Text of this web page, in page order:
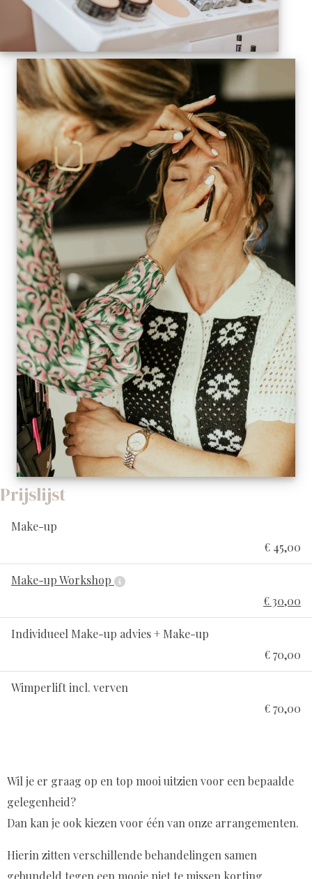
Prijslijst
Make-up
€ 45,00
Make-up Workshop
€ 30,00
Individueel Make-up advies + Make-up
€ 70,00
Wimperlift incl. verven
€ 70,00
Wil je er graag op en top mooi uitzien voor een bepaalde
gelegenheid?
Dan kan je ook kiezen voor één van onze arrangementen.
Hierin zitten verschillende behandelingen samen
gebundeld tegen een mooie niet te missen korting.